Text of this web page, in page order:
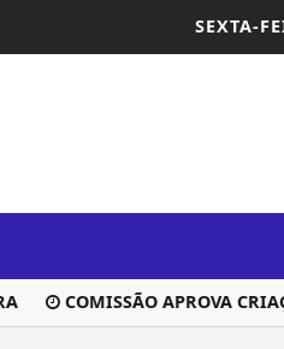
SEXTA-
COMISSÃO APROVA